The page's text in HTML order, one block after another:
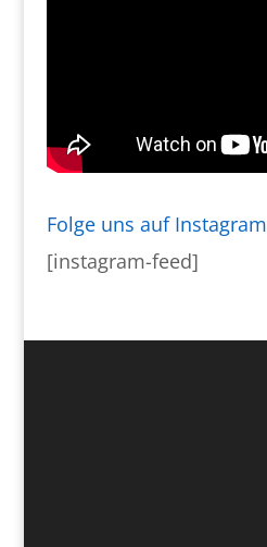
Folge uns auf Instagram
[instagram-feed]